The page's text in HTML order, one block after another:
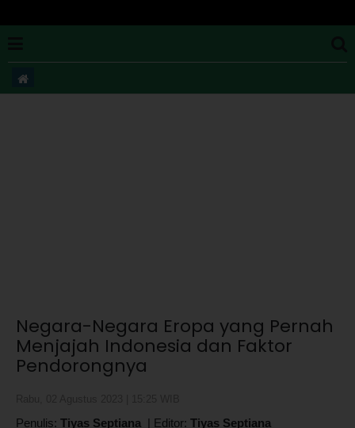
Negara-Negara Eropa yang Pernah
Menjajah Indonesia dan Faktor
Pendorongnya
Penulis: Tiyas Septiana | Editor: Tiyas Septiana